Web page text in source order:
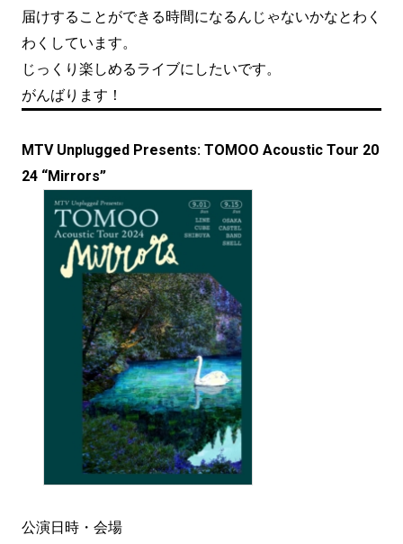
届けすることができる時間になるんじゃないかなとわく
わくしています。
じっくり楽しめるライブにしたいです。
がんばります！
MTV Unplugged Presents: TOMOO Acoustic Tour 20
24 “Mirrors”
︎公演日時・会場